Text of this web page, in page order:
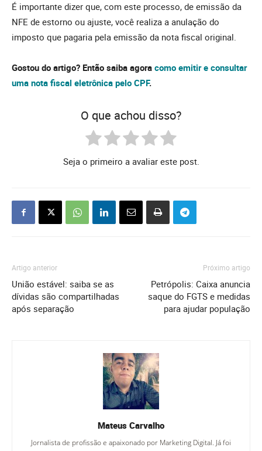
É importante dizer que, com este processo, de emissão da
NFE de estorno ou ajuste, você realiza a anulação do
imposto que pagaria pela emissão da nota fiscal original.
Gostou do artigo? Então saiba agora como emitir e consultar
uma nota fiscal eletrônica pelo CPF.
O que achou disso?
Seja o primeiro a avaliar este post.
Artigo anterior
União estável: saiba se as
dívidas são compartilhadas
após separação
Próximo artigo
Petrópolis: Caixa anuncia
saque do FGTS e medidas
para ajudar população
Mateus Carvalho
Jornalista de profissão e apaixonado por Marketing Digital. Já foi